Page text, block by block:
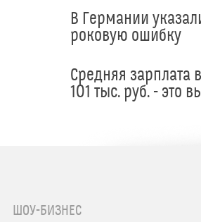
В Германии
роковую ошибку
Средняя зарплата
101 тыс. руб. - это
ШОУ-БИЗНЕС